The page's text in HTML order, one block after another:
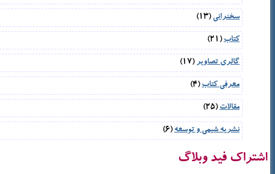
سخنرانی (13)
کتاب(21)
گالری تصاویر (17)
معرفی کتاب(4)
مقالات(25)
نشریه شیمی و توسعه(6)
اشتراک فید وبلاگ